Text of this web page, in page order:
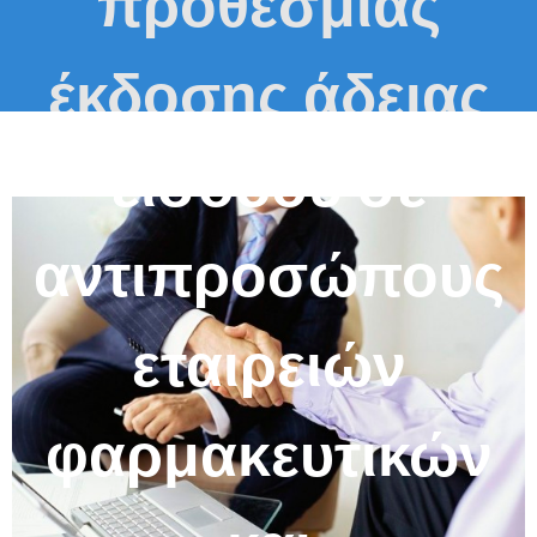
έκδοσης άδειας
εισόδου σε
αντιπροσώπους
εταιρειών
φαρμακευτικών